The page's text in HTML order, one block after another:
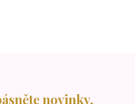
novinky,